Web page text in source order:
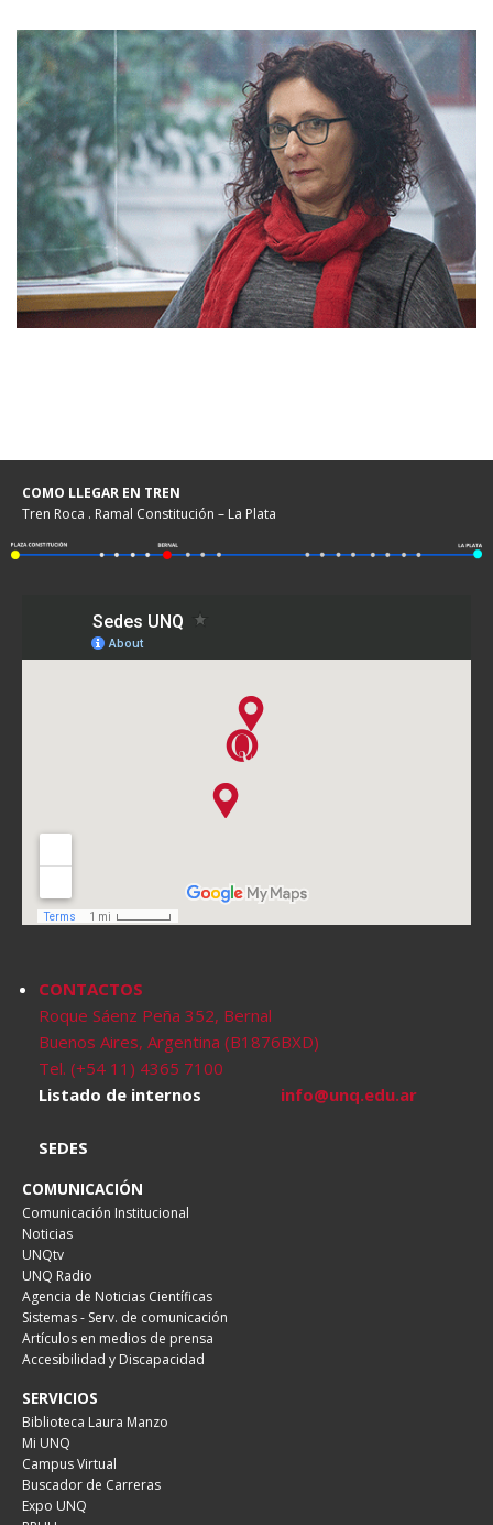
COMO LLEGAR EN TREN
Tren Roca . Ramal Constitución – La Plata
CONTACTOS
Roque Sáenz Peña 352, Bernal
Buenos Aires, Argentina (B1876BXD)
Tel. (+54 11) 4365 7100
Listado de internos
info@unq.edu.ar
SEDES
COMUNICACIÓN
Comunicación Institucional
Noticias
UNQtv
UNQ Radio
Agencia de Noticias Científicas
Sistemas - Serv. de comunicación
Artículos en medios de prensa
Accesibilidad y Discapacidad
SERVICIOS
Biblioteca Laura Manzo
Mi UNQ
Campus Virtual
Buscador de Carreras
Expo UNQ